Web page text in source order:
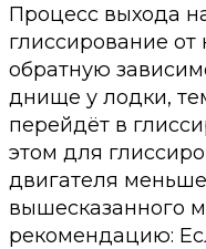
Процесс выхода
глиссирование
обратную
днище у лодки,
перейдёт в
этом для
двигателя
вышесказанного
рекомендацию: